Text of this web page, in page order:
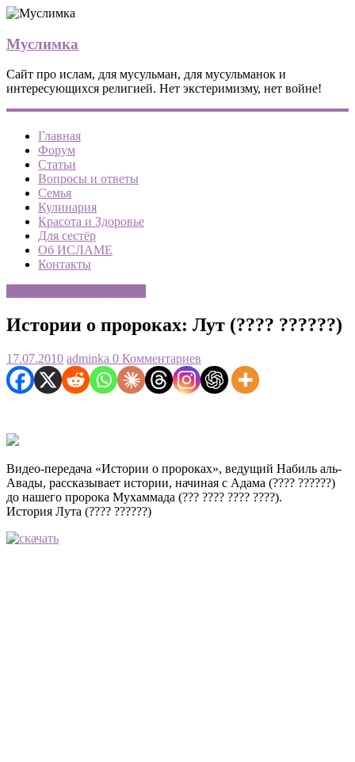
Муслимка
Сайт про ислам, для мусульман, для мусульманок и
интересующихся религией. Нет экстеримизму, нет войне!
Главная
Форум
Статьи
Вопросы и ответы
Семья
Кулинария
Красота и Здоровье
Для сестёр
Об ИСЛАМЕ
Контакты
Истории о пророках: Лут (???? ??????)
17.07.2010 adminka 0 Комментариев
Видео-передача «Истории о пророках», ведущий Набиль аль-
Авады, рассказывает истории, начиная с Адама (???? ??????)
до нашего пророка Мухаммада (??? ???? ???? ????).
История Лута (???? ??????)